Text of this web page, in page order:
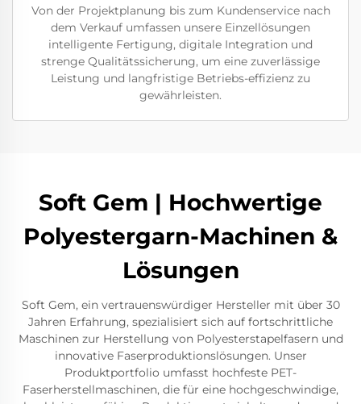
Von der Projektplanung bis zum Kundenservice nach
dem Verkauf umfassen unsere Einzellösungen
intelligente Fertigung, digitale Integration und
strenge Qualitätssicherung, um eine zuverlässige
Leistung und langfristige Betriebs-effizienz zu
gewährleisten.
Soft Gem | Hochwertige
Polyestergarn-Machinen &
Lösungen
Soft Gem, ein vertrauenswürdiger Hersteller mit über 30
Jahren Erfahrung, spezialisiert sich auf fortschrittliche
Maschinen zur Herstellung von Polyesterstapelfasern und
innovative Faserproduktionslösungen. Unser
Produktportfolio umfasst hochfeste PET-
Faserherstellmaschinen, die für eine hochgeschwindige,